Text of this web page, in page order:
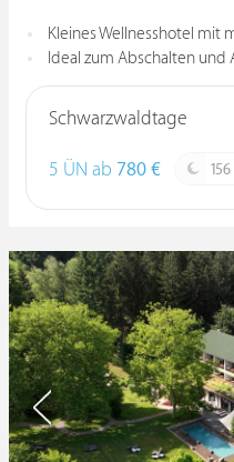
Kleines Wellnesshotel mit
Ideal zum Abschalten und
Schwarzwaldtage
5 ÜN ab 780 €